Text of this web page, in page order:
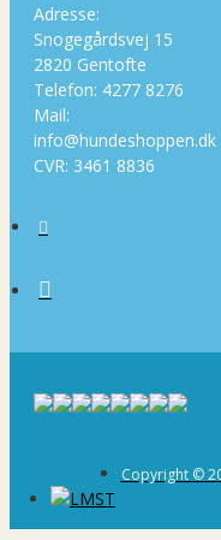
Adresse:
Snogegårdsvej 15
2820 Gentofte
Telefon: 4277 8276
Mail:
info@hundeshoppen.dk
CVR: 3461 8836
Copyright ©